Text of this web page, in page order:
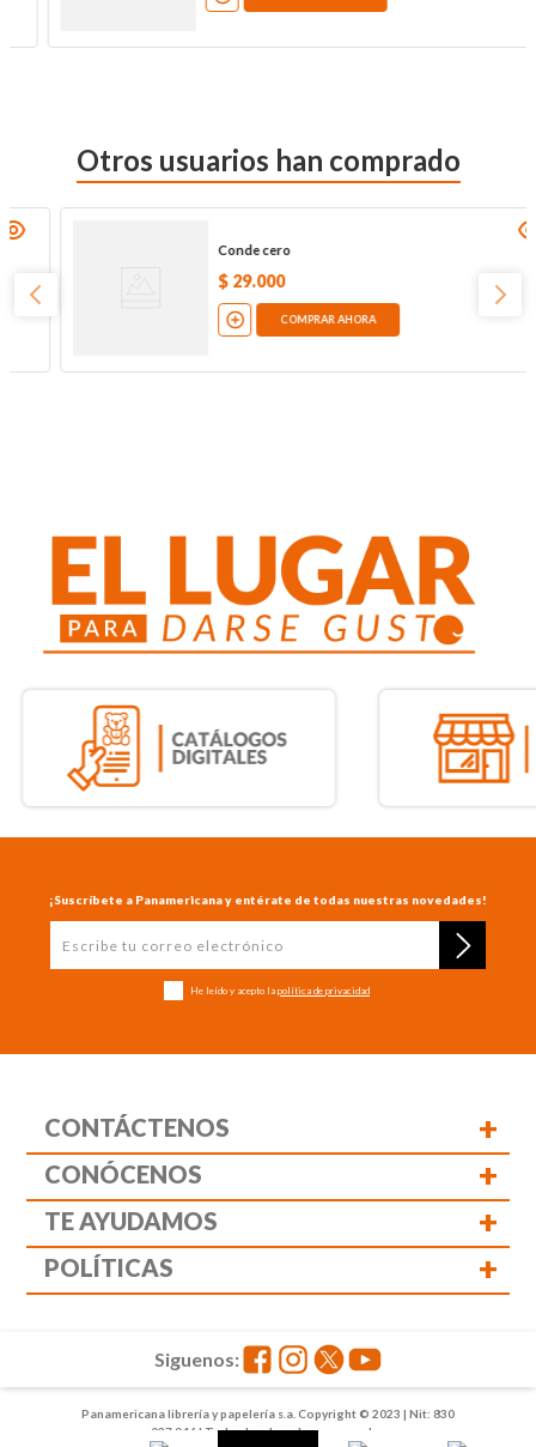
Otros usuarios han comprado
¡Suscríbete a Panamericana y entérate de todas nuestras novedades!
He leído y acepto la política de privacidad
CONTÁCTENOS +
CONÓCENOS +
TE AYUDAMOS +
POLÍTICAS +
Panamericana librería y papelería s.a. Copyright © 2023 | Nit: 830
037 946 | Todos los derechos reservados
Siguenos: